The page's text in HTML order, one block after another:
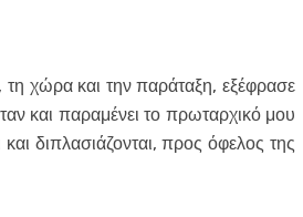
χώρα και την παράταξη, εξέφρασε
και παραμένει το πρωταρχικό μου
διπλασιάζονται, προς όφελος της